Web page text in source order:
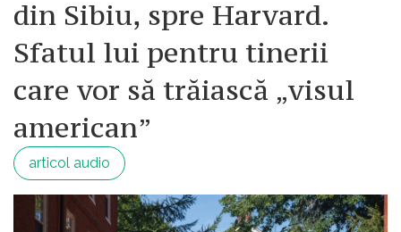
din Sibiu, spre Harvard.
Sfatul lui pentru tinerii
care vor să trăiască „visul
american”
articol audio